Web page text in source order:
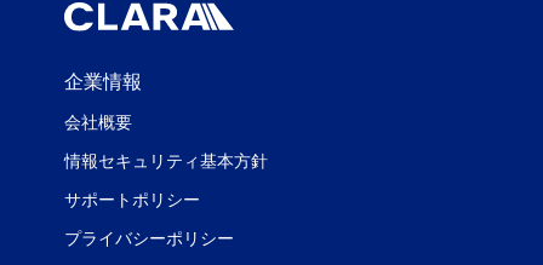
企業情報
会社概要
情報セキュリティ基本方針
サポートポリシー
プライバシーポリシー